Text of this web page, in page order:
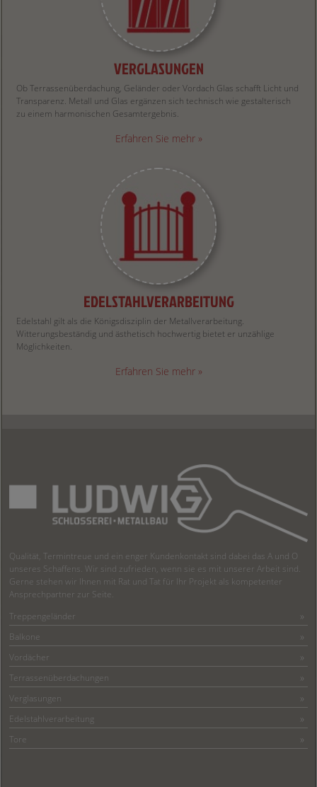
VERGLASUNGEN
Ob Terrassenüberdachung, Geländer oder Vordach Glas schafft Licht und
Transparenz. Metall und Glas ergänzen sich technisch wie gestalterisch
zu einem harmonischen Gesamtergebnis.
Erfahren Sie mehr »
EDELSTAHLVERARBEITUNG
Edelstahl gilt als die Königsdisziplin der Metallverarbeitung.
Witterungsbeständig und ästhetisch hochwertig bietet er unzählige
Möglichkeiten.
Erfahren Sie mehr »
Qualität, Termintreue und ein enger Kundenkontakt sind dabei das A und O
unseres Schaffens. Wir sind zufrieden, wenn sie es mit unserer Arbeit sind.
Gerne stehen wir Ihnen mit Rat und Tat für Ihr Projekt als kompetenter
Ansprechpartner zur Seite.
Treppengeländer
Balkone
Vordächer
Terrassenüberdachungen
Verglasungen
Edelstahlverarbeitung
Tore